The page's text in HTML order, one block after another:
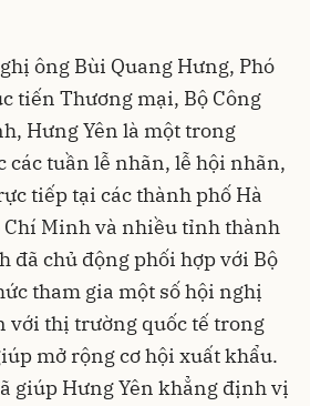
ông Bùi Quang Hưng, Phó
tiến Thương mại, Bộ Công
Hưng Yên là một trong
các tuần lễ nhãn, lễ hội nhãn,
tiếp tại các thành phố Hà
Chí Minh và nhiều tỉnh thành
đã chủ động phối hợp với Bộ
tham gia một số hội nghị
với thị trường quốc tế trong
mở rộng cơ hội xuất khẩu.
giúp Hưng Yên khẳng định vị